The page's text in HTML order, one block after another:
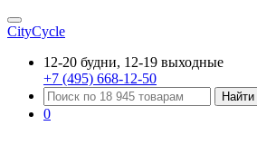
CityCycle
12-20 будни, 12-19 выходные
+7 (495) 668-12-50
Найти
0